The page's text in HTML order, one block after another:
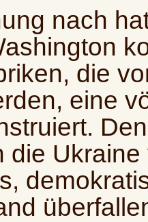
nach
die
eine
die